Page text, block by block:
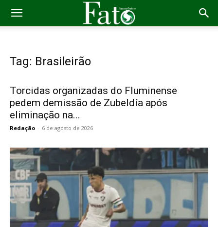
Tag: Brasileirão
Torcidas organizadas do Fluminense
pedem demissão de Zubeldía após
eliminação na...
Redação - 6 de agosto de 2026